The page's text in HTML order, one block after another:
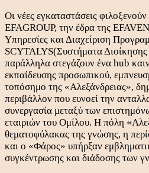
Οι νέες εγκαταστάσεις
EFAGROUP, την έδρα της
Υπηρεσίες και Διαχείριση
SCYTALYS(Συστήματα Διοίκησης
παράλληλα στεγάζουν ένα hub
εκπαίδευσης προσωπικού,
τοπόσημο της «Αλεξάνδρειας»,
περιβάλλον που ευνοεί την
συνεργασία μεταξύ των
εταιριών του Ομίλου. Η πόλη «
θεματοφύλακας της γνώσης, η
και ο «Φάρος» υπήρξαν
συγκέντρωσης και διάδοσης των